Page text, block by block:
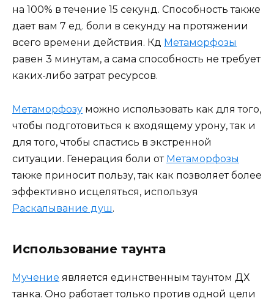
на 100% в течение 15 секунд. Способность также
дает вам 7 ед. боли в секунду на протяжении
всего времени действия. Кд Метаморфозы
равен 3 минутам, а сама способность не требует
каких-либо затрат ресурсов.
Метаморфозу можно использовать как для того,
чтобы подготовиться к входящему урону, так и
для того, чтобы спастись в экстренной
ситуации. Генерация боли от Метаморфозы
также приносит пользу, так как позволяет более
эффективно исцеляться, используя
Раскалывание душ.
Использование таунта
Мучение является единственным таунтом ДХ
танка. Оно работает только против одной цели